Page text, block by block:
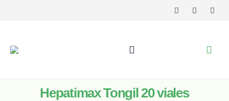
Hepatimax Tongil 20 viales